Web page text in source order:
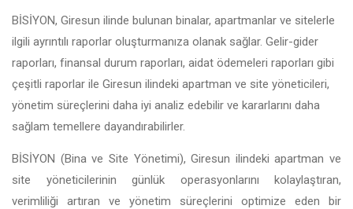
BİSİYON, Giresun ilinde bulunan binalar, apartmanlar ve sitelerle
ilgili ayrıntılı raporlar oluşturmanıza olanak sağlar. Gelir-gider
raporları, finansal durum raporları, aidat ödemeleri raporları gibi
çeşitli raporlar ile Giresun ilindeki apartman ve site yöneticileri,
yönetim süreçlerini daha iyi analiz edebilir ve kararlarını daha
sağlam temellere dayandırabilirler.
BİSİYON (Bina ve Site Yönetimi), Giresun ilindeki apartman ve
site yöneticilerinin günlük operasyonlarını kolaylaştıran,
verimliliği artıran ve yönetim süreçlerini optimize eden bir